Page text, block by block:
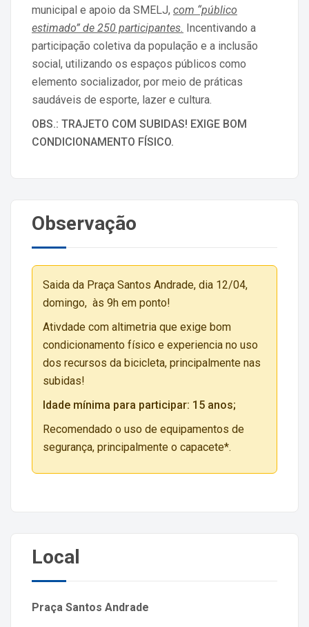
municipal e apoio da SMELJ, com “público
estimado” de 250 participantes. Incentivando a
participação coletiva da população e a inclusão
social, utilizando os espaços públicos como
elemento socializador, por meio de práticas
saudáveis de esporte, lazer e cultura.
OBS.: TRAJETO COM SUBIDAS! EXIGE BOM
CONDICIONAMENTO FÍSICO.
Observação
Saida da Praça Santos Andrade, dia 12/04,
domingo, às 9h em ponto!
Ativdade com altimetria que exige bom
condicionamento físico e experiencia no uso
dos recursos da bicicleta, principalmente nas
subidas!
Idade mínima para participar: 15 anos;
Recomendado o uso de equipamentos de
segurança, principalmente o capacete*.
Local
Praça Santos Andrade